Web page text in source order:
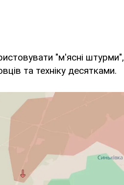
"м'ясні штурми",
та техніку десятками.